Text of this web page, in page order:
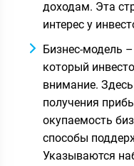
доходам. Эта
интерес у
Бизнес-модель
который
внимание.
получения
окупаемость
способы
Указываются